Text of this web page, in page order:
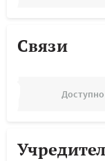
Связи